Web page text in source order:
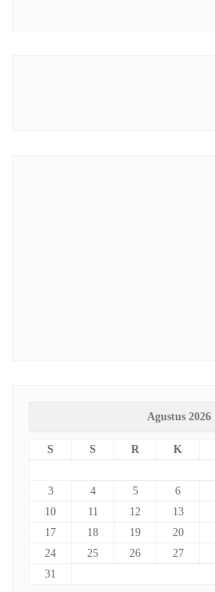
Agustus 2026
S S R K
3
4 5 6
10
11 12 13
17
18 19 20
24
25 26 27
31